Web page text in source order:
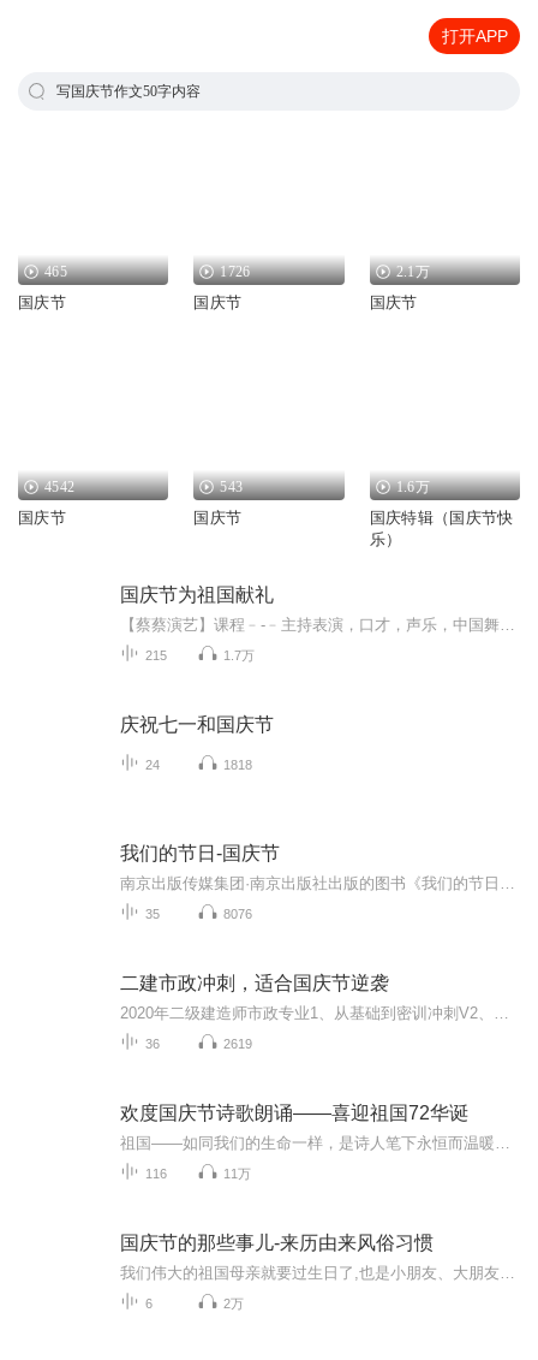
打开APP
写国庆节作文50字内容
465
国庆节
1726
国庆节
2.1万
国庆节
4542
国庆节
543
国庆节
1.6万
国庆特辑（国庆节快
乐）
国庆节为祖国献礼
215 1.7万
庆祝七一和国庆节
24 1818
我们的节日-国庆节
35 8076
二建市政冲刺，适合国庆节逆袭
36 2619
欢度国庆节诗歌朗诵——喜迎祖国72华诞
116 11万
国庆节的那些事儿-来历由来风俗习惯
6 2万